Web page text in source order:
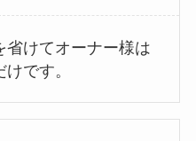
省けてオーナー様は
です。